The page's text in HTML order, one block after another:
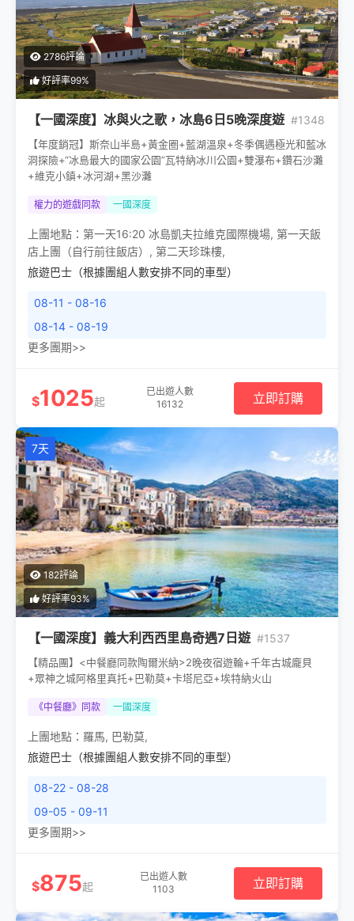
2786評論
好評率99%
【一國深度】冰與火之歌，冰島6日5晚深度遊 #1348
【年度銷冠】斯奈山半島+黃金圈+藍湖溫泉+冬季偶遇極光和藍冰
洞探險+“冰島最大的國家公園”瓦特納冰川公園+雙瀑布+鑽石沙灘
+維克小鎮+冰河湖+黑沙灘
權力的遊戲同款 一國深度
上團地點： 第一天16:20 冰島凱夫拉維克國際機場, 第一天飯
店上團（自行前往飯店） , 第二天珍珠樓,
旅遊巴士（根據團組人數安排不同的車型）
08-11 - 08-16
08-14 - 08-19
更多團期>>
$1025起
已出遊人數
16132
立即訂購
7天
182評論
好評率93%
【一國深度】義大利西西里島奇遇7日遊 #1537
【精品團】<中餐廳同款陶爾米納>2晚夜宿遊輪+千年古城龐貝
+眾神之城阿格里真托+巴勒莫+卡塔尼亞+埃特納火山
《中餐廳》同款 一國深度
上團地點： 羅馬, 巴勒莫,
旅遊巴士（根據團組人數安排不同的車型）
08-22 - 08-28
09-05 - 09-11
更多團期>>
$875起
已出遊人數
1103
立即訂購